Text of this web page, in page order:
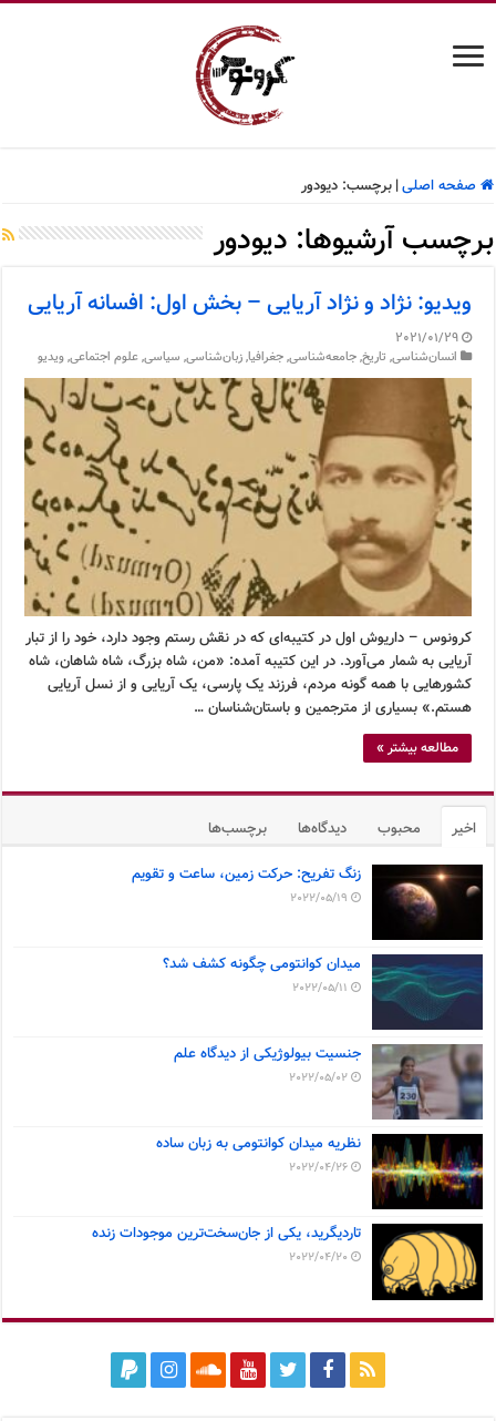
صفحه اصلی| برچسب:دیودور
برچسب آرشیوها: دیودور
ویدیو: نژاد و نژاد آریایی – بخش اول: افسانه آریایی
2021/01/29
انسان‌شناسی, تاریخ,جامعه‌شناسی,جغرافیا,زبان‌شناسی, سیاسی,علوم اجتماعی,ویدیو
کرونوس – داریوش اول در کتیبه‌ای که در نقش رستم وجود دارد، خود را از تبار
آریایی به شمار می‌آورد. در این کتیبه آمده: «من، شاه بزرگ، شاه شاهان، شاه
کشورهایی با همه گونه مردم، فرزند یک پارسی، یک آریایی و از نسل آریایی
هستم.» بسیاری از مترجمین و باستان‌شناسان …
مطالعه بیشتر »
اخیر محبوب دیدگاه‌ها برچسب‌ها
زنگ تفریح: حرکت زمین، ساعت و تقویم
2022/05/19
میدان کوانتومی چگونه کشف شد؟
2022/05/11
جنسیت بیولوژیکی از دیدگاه علم
2022/05/02
نظریه میدان کوانتومی به زبان ساده
2022/04/26
تاردیگرید، یکی از جان‌سخت‌ترین موجودات زنده
2022/04/20